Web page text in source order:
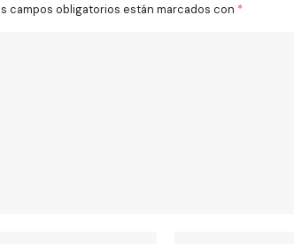
campos obligatorios están marcados con *